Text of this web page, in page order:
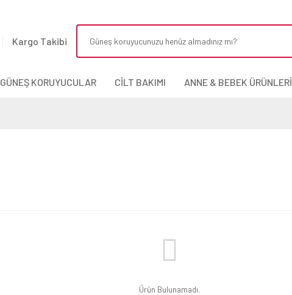
Kargo Takibi
GÜNEŞ KORUYUCULAR CİLT BAKIMI ANNE & BEBEK ÜRÜNLERİ
Ürün Bulunamadı.